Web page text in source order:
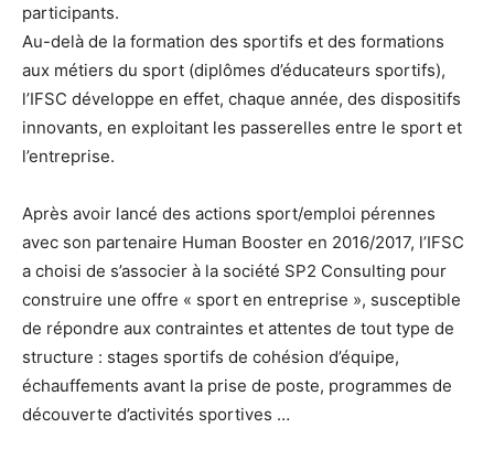
participants.
Au-delà de la formation des sportifs et des formations
aux métiers du sport (diplômes d’éducateurs sportifs),
l’IFSC développe en effet, chaque année, des dispositifs
innovants, en exploitant les passerelles entre le sport et
l’entreprise.
Après avoir lancé des actions sport/emploi pérennes
avec son partenaire Human Booster en 2016/2017, l’IFSC
a choisi de s’associer à la société SP2 Consulting pour
construire une offre « sport en entreprise », susceptible
de répondre aux contraintes et attentes de tout type de
structure : stages sportifs de cohésion d’équipe,
échauffements avant la prise de poste, programmes de
découverte d’activités sportives …